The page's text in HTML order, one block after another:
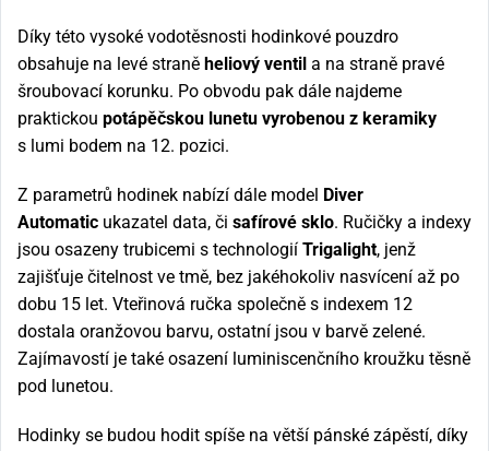
Díky této vysoké vodotěsnosti hodinkové pouzdro
obsahuje na levé straně heliový ventil a na straně pravé
šroubovací korunku. Po obvodu pak dále najdeme
praktickou potápěčskou lunetu vyrobenou z keramiky
s lumi bodem na 12. pozici.
Z parametrů hodinek nabízí dále model Diver
Automatic ukazatel data, či safírové sklo. Ručičky a indexy
jsou osazeny trubicemi s technologií Trigalight, jenž
zajišťuje čitelnost ve tmě, bez jakéhokoliv nasvícení až po
dobu 15 let. Vteřinová ručka společně s indexem 12
dostala oranžovou barvu, ostatní jsou v barvě zelené.
Zajímavostí je také osazení luminiscenčního kroužku těsně
pod lunetou.
Hodinky se budou hodit spíše na větší pánské zápěstí, díky